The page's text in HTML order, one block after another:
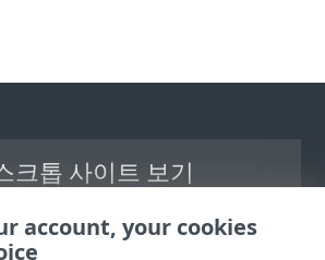
크톱 사이트 보기
지식 베이스
account, your cookies